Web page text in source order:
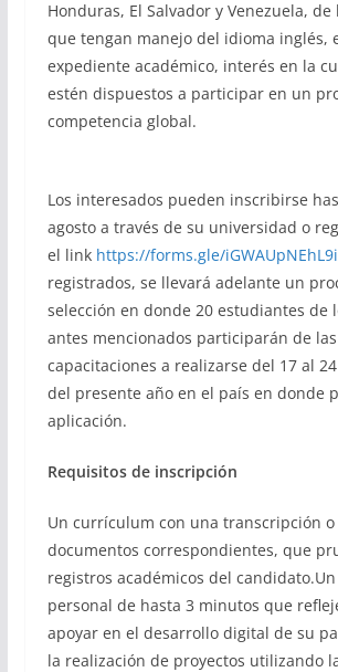
Honduras, El Salvador y Venezuela, de
que tengan manejo del idioma inglés,
expediente académico, interés en la
estén dispuestos a participar en un
competencia global.
Los interesados pueden inscribirse
agosto a través de su universidad o
el link https://forms.gle/
registrados, se llevará adelante un
selección en donde 20 estudiantes de
antes mencionados participarán de las
capacitaciones a realizarse del 17 al
del presente año en el país en donde
aplicación.
Requisitos de inscripción
Un currículum con una transcripción o
documentos correspondientes, que
registros académicos del
personal de hasta 3 minutos que
apoyar en el desarrollo digital de su
la realización de proyectos utilizando